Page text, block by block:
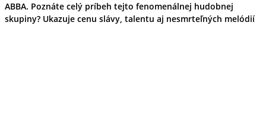
ABBA. Poznáte celý príbeh tejto fenomenálnej hudobnej
skupiny? Ukazuje cenu slávy, talentu aj nesmrteľných melódií